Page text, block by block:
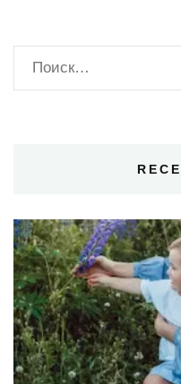
Найти: